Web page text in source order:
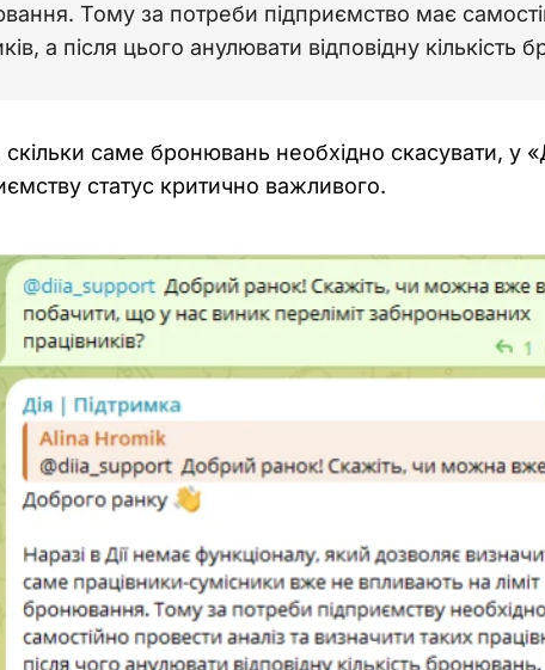
Тому за потреби підприємство має
а після цього анулювати відповідну кількість
саме бронювань необхідно скасувати, у
статус критично важливого.